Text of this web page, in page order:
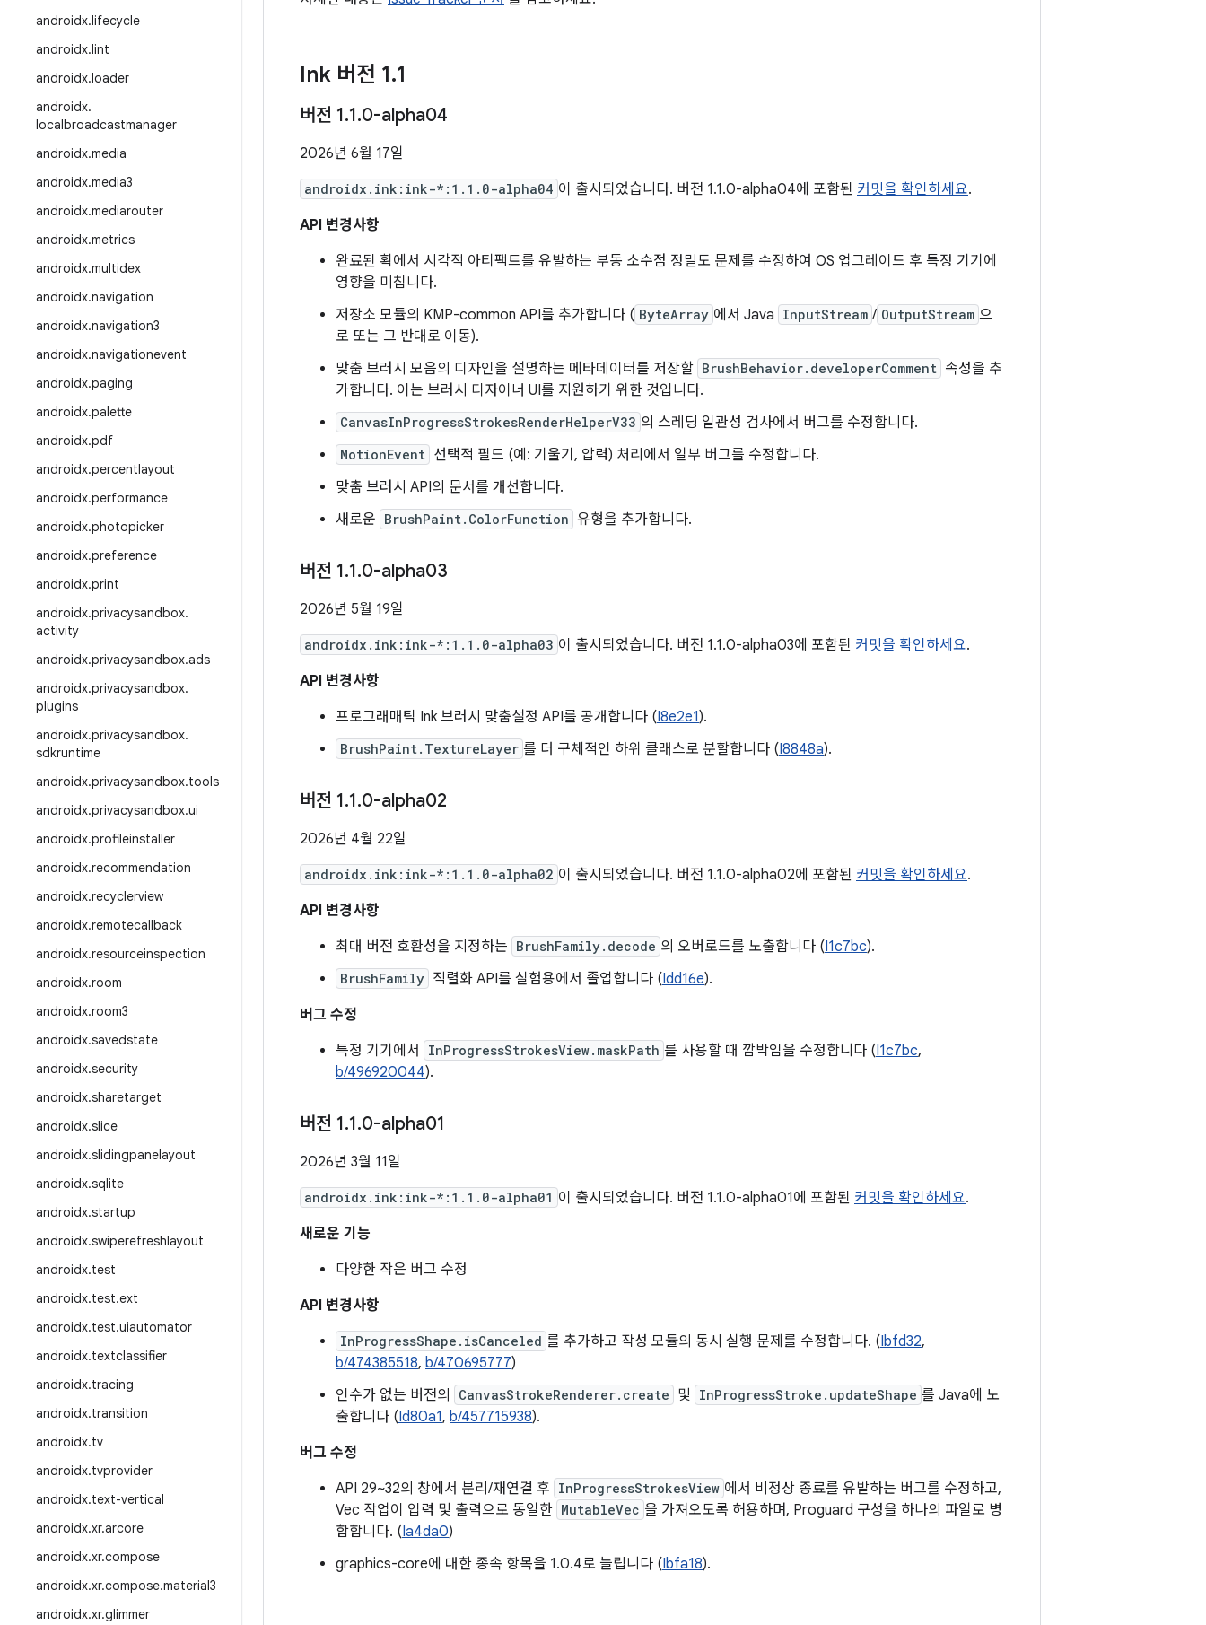
androidx.lifecycle
androidx.lint
androidx.loader
androidx.
localbroadcastmanager
androidx.media
androidx.media3
androidx.mediarouter
androidx.metrics
androidx.multidex
androidx.navigation
androidx.navigation3
androidx.navigationevent
androidx.paging
androidx.palette
androidx.pdf
androidx.percentlayout
androidx.performance
androidx.photopicker
androidx.preference
androidx.print
androidx.privacysandbox.
activity
androidx.privacysandbox.ads
androidx.privacysandbox.
plugins
androidx.privacysandbox.
sdkruntime
androidx.privacysandbox.tools
androidx.privacysandbox.ui
androidx.profileinstaller
androidx.recommendation
androidx.recyclerview
androidx.remotecallback
androidx.resourceinspection
androidx.room
androidx.room3
androidx.savedstate
androidx.security
androidx.sharetarget
androidx.slice
androidx.slidingpanelayout
androidx.sqlite
androidx.startup
androidx.swiperefreshlayout
androidx.test
androidx.test.ext
androidx.test.uiautomator
androidx.textclassifier
androidx.tracing
androidx.transition
androidx.tv
androidx.tvprovider
androidx.text-vertical
androidx.xr.arcore
androidx.xr.compose
androidx.xr.compose.material3
androidx.xr.glimmer
Ink 버전 1.1
버전 1.1.0-alpha04
2026년 6월 17일
androidx.ink:ink-*:1.1.0-alpha04 이 출시되었습니다. 버전 1.1.0-alpha04에 포함된 커밋을 확인하세요.
API 변경사항
완료된 획에서 시각적 아티팩트를 유발하는 부동 소수점 정밀도 문제를 수정하여 OS 업그레이드 후 특정 기기에
영향을 미칩니다.
저장소 모듈의 KMP-common API를 추가합니다 ( ByteArray 에서 Java InputStream / OutputStream 으
로 또는 그 반대로 이동).
맞춤 브러시 모음의 디자인을 설명하는 메타데이터를 저장할 BrushBehavior.developerComment 속성을 추
가합니다. 이는 브러시 디자이너 UI를 지원하기 위한 것입니다.
CanvasInProgressStrokesRenderHelperV33 의 스레딩 일관성 검사에서 버그를 수정합니다.
MotionEvent 선택적 필드 (예: 기울기, 압력) 처리에서 일부 버그를 수정합니다.
맞춤 브러시 API의 문서를 개선합니다.
새로운 BrushPaint.ColorFunction 유형을 추가합니다.
버전 1.1.0-alpha03
2026년 5월 19일
androidx.ink:ink-*:1.1.0-alpha03 이 출시되었습니다. 버전 1.1.0-alpha03에 포함된 커밋을 확인하세요.
API 변경사항
프로그래매틱 Ink 브러시 맞춤설정 API를 공개합니다 (I8e2e1).
BrushPaint.TextureLayer 를 더 구체적인 하위 클래스로 분할합니다 (I8848a).
버전 1.1.0-alpha02
2026년 4월 22일
androidx.ink:ink-*:1.1.0-alpha02 이 출시되었습니다. 버전 1.1.0-alpha02에 포함된 커밋을 확인하세요.
API 변경사항
최대 버전 호환성을 지정하는 BrushFamily.decode 의 오버로드를 노출합니다 (I1c7bc).
BrushFamily 직렬화 API를 실험용에서 졸업합니다 (Idd16e).
버그 수정
특정 기기에서
InProgressStrokesView.maskPath 를 사용할 때 깜박임을 수정합니다 (I1c7bc,
b/496920044).
버전 1.1.0-alpha01
2026년 3월 11일
androidx.ink:ink-*:1.1.0-alpha01 이 출시되었습니다. 버전 1.1.0-alpha01에 포함된 커밋을 확인하세요.
새로운 기능
다양한 작은 버그 수정
API 변경사항
InProgressShape.isCanceled 를 추가하고 작성 모듈의 동시 실행 문제를 수정합니다. (Ibfd32,
b/474385518, b/470695777)
인수가 없는 버전의
CanvasStrokeRenderer.create 및 InProgressStroke.updateShape 를 Java에 노
출합니다 (Id80a1, b/457715938).
버그 수정
API 29~32의 창에서 분리/재연결 후 InProgressStrokesView 에서 비정상 종료를 유발하는 버그를 수정하고,
Vec 작업이 입력 및 출력으로 동일한 MutableVec 을 가져오도록 허용하며, Proguard 구성을 하나의 파일로 병
합합니다. (Ia4da0)
graphics-core에 대한 종속 항목을 1.0.4로 늘립니다 (Ibfa18).